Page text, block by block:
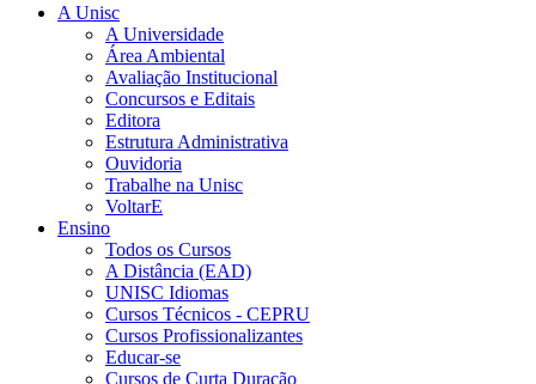
A Unisc
A Universidade
Área Ambiental
Avaliação Institucional
Concursos e Editais
Editora
Estrutura Administrativa
Ouvidoria
Trabalhe na Unisc
VoltarE
Ensino
Todos os Cursos
A Distância (EAD)
UNISC Idiomas
Cursos Técnicos - CEPRU
Cursos Profissionalizantes
Educar-se
Cursos de Curta Duração